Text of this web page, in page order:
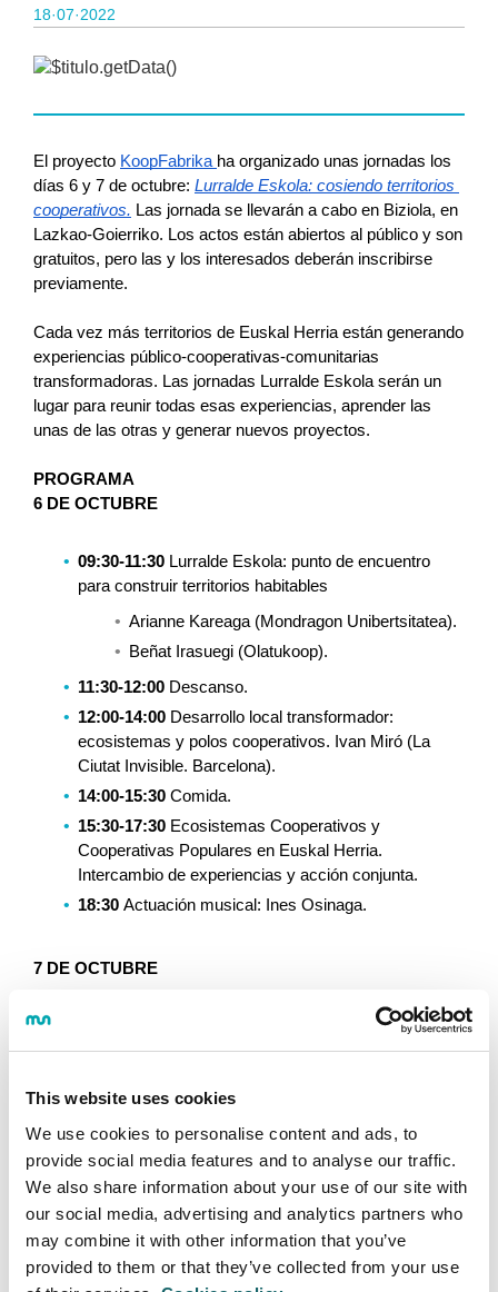
This website uses cookies
We use cookies to personalise content and ads, to
provide social media features and to analyse our traffic.
We also share information about your use of our site with
our social media, advertising and analytics partners who
may combine it with other information that you’ve
provided to them or that they’ve collected from your use
18·07·2022
El proyecto KoopFabrika ha organizado unas jornadas los
días 6 y 7 de octubre: Lurralde Eskola: cosiendo territorios
cooperativos. Las jornada se llevarán a cabo en Biziola, en
Lazkao-Goierriko. Los actos están abiertos al público y son
gratuitos, pero las y los interesados deberán inscribirse
previamente.
Cada vez más territorios de Euskal Herria están generando
experiencias público-cooperativas-comunitarias
transformadoras. Las jornadas Lurralde Eskola serán un
lugar para reunir todas esas experiencias, aprender las
unas de las otras y generar nuevos proyectos.
PROGRAMA
6 DE OCTUBRE
09:30-11:30 Lurralde Eskola: punto de encuentro
para construir territorios habitables
Arianne Kareaga (Mondragon Unibertsitatea).
Beñat Irasuegi (Olatukoop).
11:30-12:00 Descanso.
12:00-14:00 Desarrollo local transformador:
ecosistemas y polos cooperativos. Ivan Miró (La
Ciutat Invisible. Barcelona).
14:00-15:30 Comida.
15:30-17:30 Ecosistemas Cooperativos y
Cooperativas Populares en Euskal Herria.
Intercambio de experiencias y acción conjunta.
18:30 Actuación musical: Ines Osinaga.
7 DE OCTUBRE
Los territorios del siglo XXI y la
privatización de la democracia. Jule Goikoetxea
11:30-12:00 Descanso.
12:00-14:00 Retos y oportunidades de gobernanza
público-comunitaria:
Andoni Egia (Hernani Burujabe).
Isabel Elizald (Malerreka Commons).
14: 00-15:30 Comida.